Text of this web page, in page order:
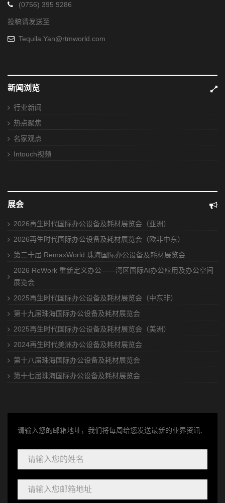
(0756) 395 9286
投稿请发送至
Tequila.Yan@rtmworld.com
新闻浏览
行业新闻
热点聚焦
名家观点
Intouch视频
展会
2026再生时代国际办公设备及耗材展览会（亚洲）
2026再生时代国际办公设备及耗材展览会（欧非中东）
第二十届 RemaxWorld 珠海国际办公设备及耗材展览会
2026 ReWork 重新定义办公——湾区国际AI办公应用及办公空间
展览会
2025再生时代国际办公设备及耗材展览会（中东非）
第十九届珠海国际办公设备及耗材展览会
2025再生时代国际办公设备及耗材展览会（美洲）
2024再生时代美洲办公设备及耗材展览会
第十八届珠海国际办公设备及耗材展览会
第十七届珠海国际办公设备及耗材展览会
请输入您的邮箱地址，我们将每周给您发送最新的业界资讯.